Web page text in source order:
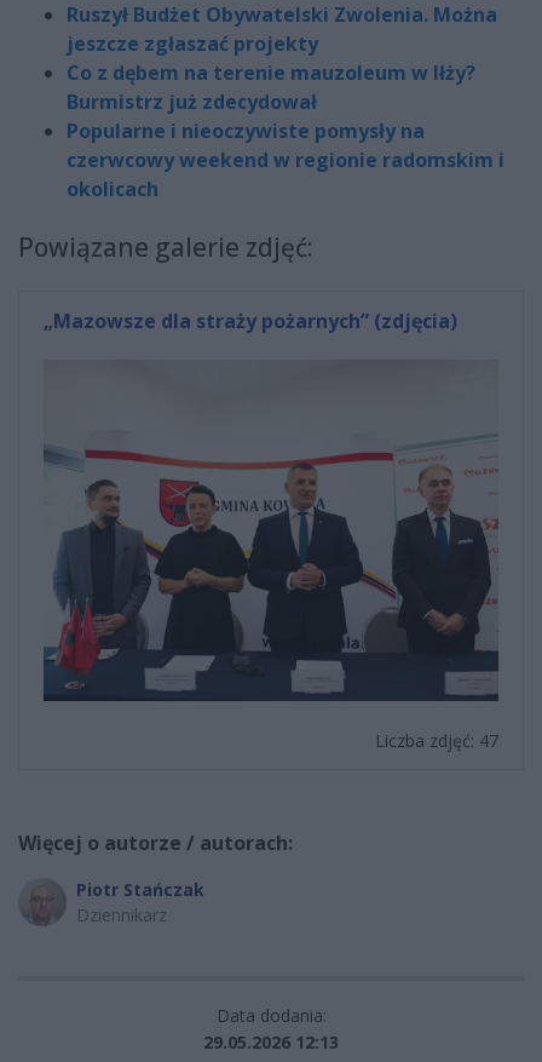
Ruszył Budżet Obywatelski Zwolenia. Można
jeszcze zgłaszać projekty
Co z dębem na terenie mauzoleum w Iłży?
Burmistrz już zdecydował
Popularne i nieoczywiste pomysły na
czerwcowy weekend w regionie radomskim i
okolicach
Powiązane galerie zdjęć:
„Mazowsze dla straży pożarnych” (zdjęcia)
Liczba zdjęć: 47
Więcej o autorze / autorach:
Piotr Stańczak
Dziennikarz
Data dodania:
29.05.2026 12:13